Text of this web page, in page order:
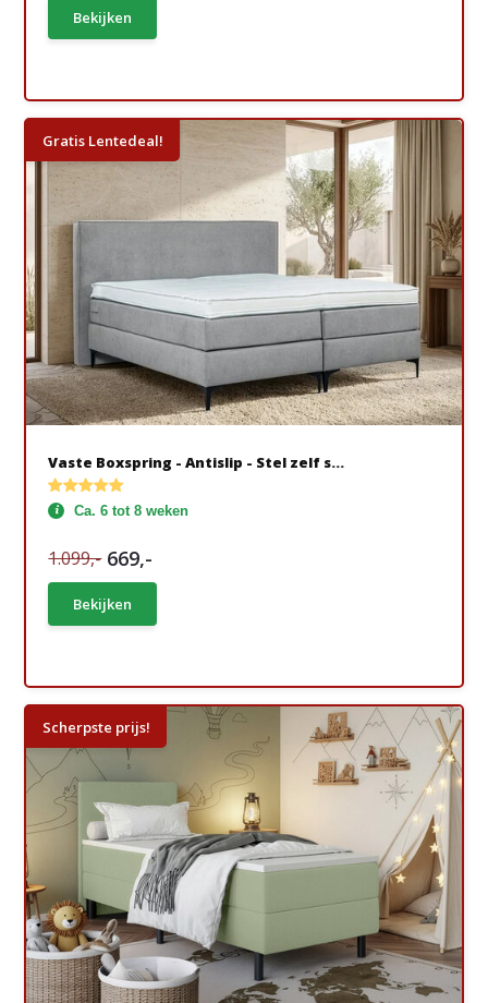
Bekijken
Gratis Lentedeal!
Vaste Boxspring - Antislip - Stel zelf s...
Ca. 6 tot 8 weken
1.099,- 669,-
Bekijken
Scherpste prijs!